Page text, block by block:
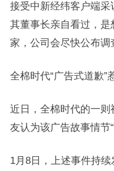
接受中新经纬客户端
其董事长亲自看过，
家，公司会尽快公布调
全棉时代“广告式道歉”
近日，全棉时代的一则
友认为该广告故事情节“
1月8日，上述事件持